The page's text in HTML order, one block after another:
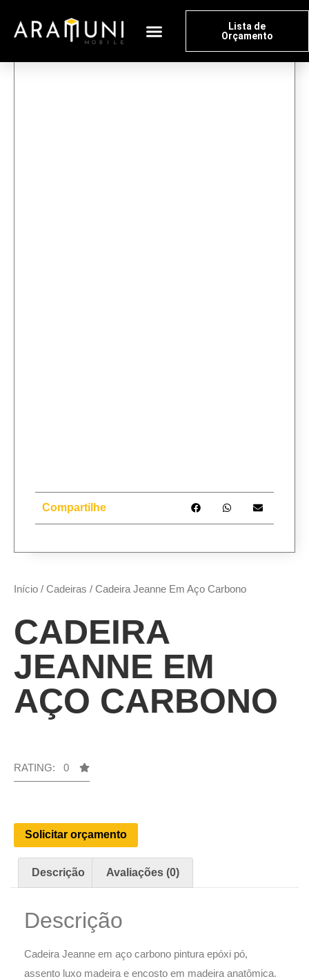
Lista de
Orçamento
Início / Cadeiras / Cadeira Jeanne Em Aço Carbono
CADEIRA
JEANNE EM
AÇO CARBONO
RATING: 0
Solicitar orçamento
Compartilhe
Descrição Avaliações (0)
Descrição
Cadeira Jeanne em aço carbono pintura epóxi pó,
assento luxo madeira e encosto em madeira anatômica.